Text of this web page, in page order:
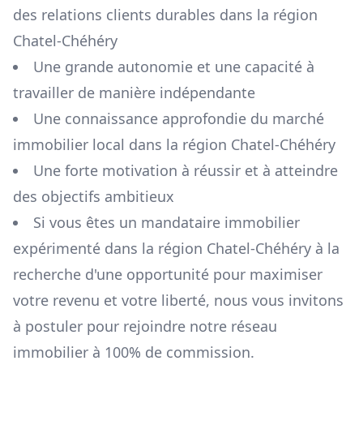
des relations clients durables dans la région
Chatel-Chéhéry
Une grande autonomie et une capacité à
travailler de manière indépendante
Une connaissance approfondie du marché
immobilier local dans la région Chatel-Chéhéry
Une forte motivation à réussir et à atteindre
des objectifs ambitieux
Si vous êtes un mandataire immobilier
expérimenté dans la région Chatel-Chéhéry à la
recherche d'une opportunité pour maximiser
votre revenu et votre liberté, nous vous invitons
à postuler pour rejoindre notre réseau
immobilier à 100% de commission.